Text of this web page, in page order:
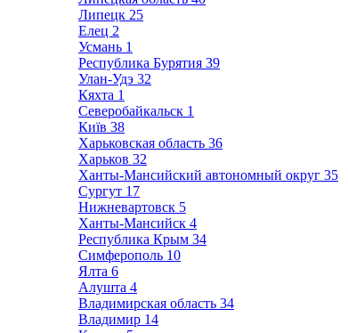
Липецк 25
Елец 2
Усмань 1
Республика Бурятия 39
Улан-Удэ 32
Кяхта 1
Северобайкальск 1
Київ 38
Харьковская область 36
Харьков 32
Ханты-Мансийский автономный округ 35
Сургут 17
Нижневартовск 5
Ханты-Мансийск 4
Республика Крым 34
Симферополь 10
Ялта 6
Алушта 4
Владимирская область 34
Владимир 14